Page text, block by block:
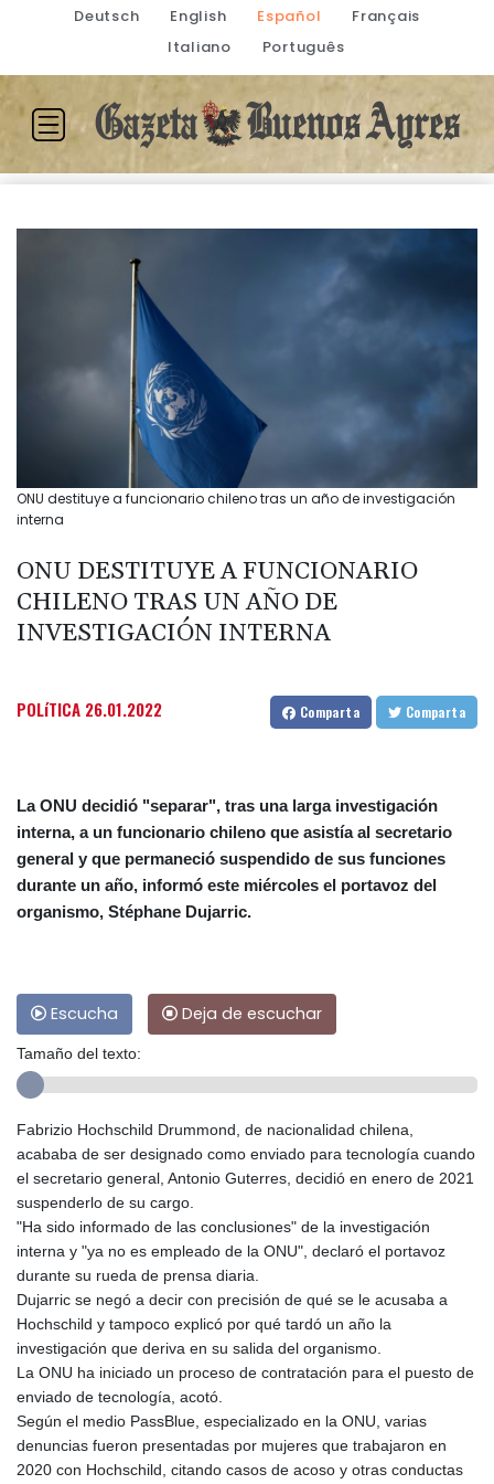
Deutsch English Español
Français
Italiano
Português
ONU destituye a funcionario chileno tras un año de investigación
interna
ONU DESTITUYE A FUNCIONARIO
CHILENO TRAS UN AÑO DE
INVESTIGACIÓN INTERNA
POLíTICA 26.01.2022 Comparta Comparta
La ONU decidió "separar", tras una larga investigación
interna, a un funcionario chileno que asistía al secretario
general y que permaneció suspendido de sus funciones
durante un año, informó este miércoles el portavoz del
organismo, Stéphane Dujarric.
Escucha Deja de escuchar
Tamaño del texto:
Fabrizio Hochschild Drummond, de nacionalidad chilena,
acababa de ser designado como enviado para tecnología cuando
el secretario general, Antonio Guterres, decidió en enero de 2021
suspenderlo de su cargo.
"Ha sido informado de las conclusiones" de la investigación
interna y "ya no es empleado de la ONU", declaró el portavoz
durante su rueda de prensa diaria.
Dujarric se negó a decir con precisión de qué se le acusaba a
Hochschild y tampoco explicó por qué tardó un año la
investigación que deriva en su salida del organismo.
La ONU ha iniciado un proceso de contratación para el puesto de
enviado de tecnología, acotó.
Según el medio PassBlue, especializado en la ONU, varias
denuncias fueron presentadas por mujeres que trabajaron en
2020 con Hochschild, citando casos de acoso y otras conductas